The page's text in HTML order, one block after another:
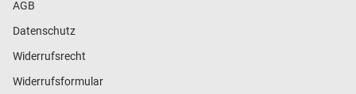
AGB
Datenschutz
Widerrufsrecht
Widerrufsformular